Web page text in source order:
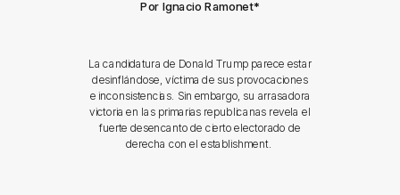
Por Ignacio Ramonet*
La candidatura de Donald Trump parece estar
desinflándose, víctima de sus provocaciones
e inconsistencias. Sin embargo, su arrasadora
victoria en las primarias republicanas revela el
fuerte desencanto de cierto electorado de
derecha con el establishment.